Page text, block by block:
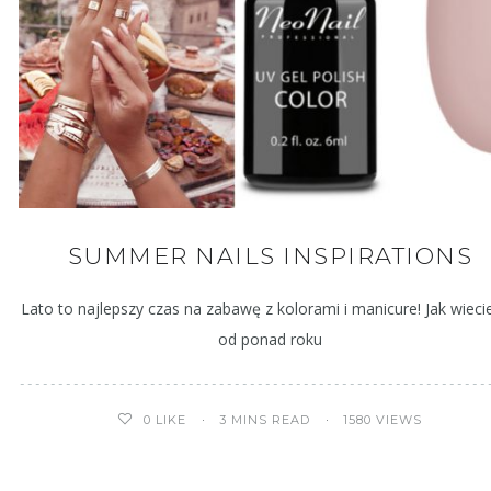
SUMMER NAILS INSPIRATIONS
Lato to najlepszy czas na zabawę z kolorami i manicure! Jak
od ponad roku
0 LIKE 3 MINS READ 1580 VIEWS